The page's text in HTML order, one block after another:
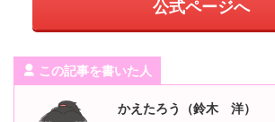
公式ページへ
この記事を書いた人
かえたろう（鈴木 洋）